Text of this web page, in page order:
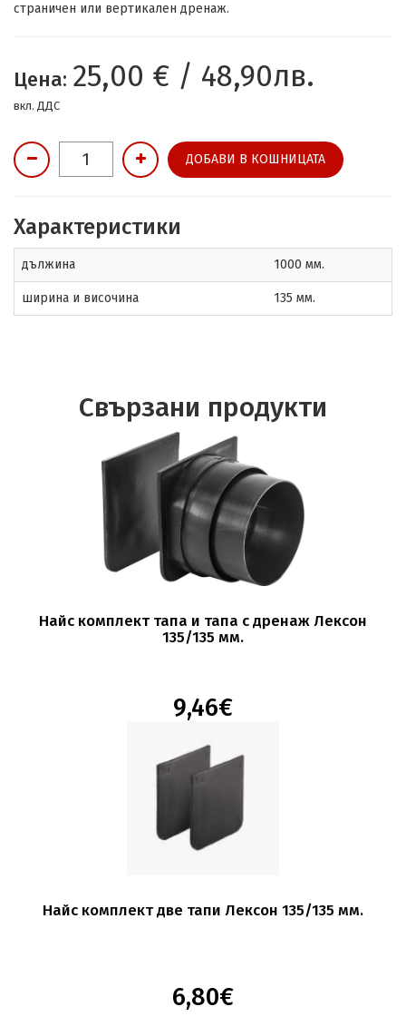
страничен или вертикален дренаж.
Цена: 25,00 € / 48,90лв.
вкл. ДДС
ДОБАВИ В КОШНИЦАТА
Характеристики
дължина 1000 мм.
ширина и височина 135 мм.
Свързани продукти
Найс комплект тапа и тапа с дренаж Лексон
135/135 мм.
9,46€
Найс комплект две тапи Лексон 135/135 мм.
6,80€